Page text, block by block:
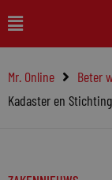
naar
inhoud
Main
Menu
Mr. Online Beter
Kadaster en